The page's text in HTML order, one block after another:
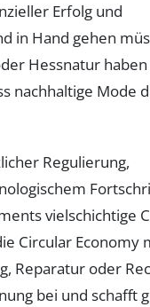
Erfolg und
in Hand gehen
Hessnatur
nachhaltige Mode
Regulierung,
vielschichtige
Circular Economy
Reparatur oder
bei und schafft